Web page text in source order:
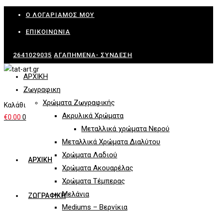
content
Ο ΛΟΓΑΡΙΑΜΌΣ ΜΟΥ
ΕΠΙΚΟΙΝΩΝΊΑ
2641029035 ΑΓΑΠΗΜΈΝΑ- ΣΎΝΔΕΣΗ
Καλάθι
€0.00 0
ΑΡΧΙΚΗ
ΖΩΓΡΑΦΙΚΗ
ΑΡΧΙΚΗ
Ζωγραφικη
Χρώματα Ζωγραφικής
Ακρυλικά Χρώματα
Μεταλλικά χρώματα Νερού
Μεταλλικά Χρώματα Διαλύτου
Χρώματα Λαδιού
Χρώματα Ακουαρέλας
Χρώματα Τέμπερας
Μελάνια
Mediums – Βερνίκια